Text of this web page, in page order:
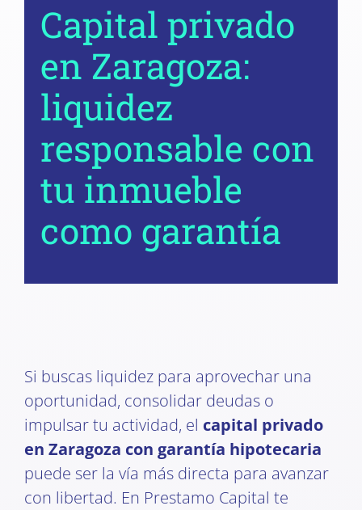
Capital privado
en Zaragoza:
liquidez
responsable con
tu inmueble
como garantía
Si buscas liquidez para aprovechar una
oportunidad, consolidar deudas o
impulsar tu actividad, el capital privado
en Zaragoza con garantía hipotecaria
puede ser la vía más directa para avanzar
con libertad. En Prestamo Capital te